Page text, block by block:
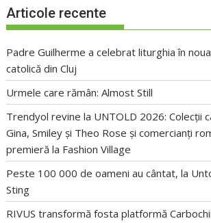
Articole recente
Padre Guilherme a celebrat liturghia în
catolică din Cluj
Urmele care rămân: Almost Still
Trendyol revine la UNTOLD 2026: Colecții
Gina, Smiley și Theo Rose și comercianți
premieră la Fashion Village
Peste 100 000 de oameni au cântat, la
Sting
RIVUS transformă fosta platformă